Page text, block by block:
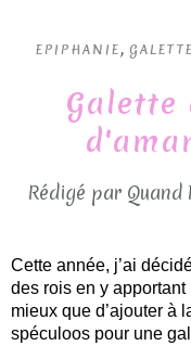
EPIPHANIE,
Galette
Rédigé par
Cette année, j’ai
des rois en y
mieux que d’ajouter à
spéculoos pour une